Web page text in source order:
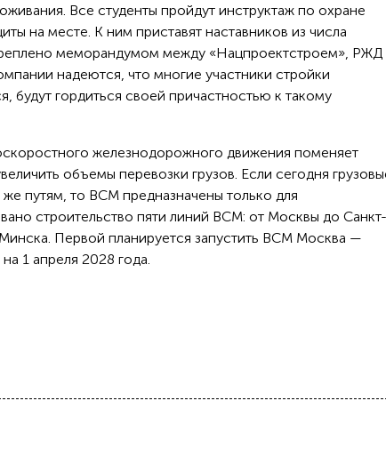
Все студенты пройдут инструктаж по охране
на месте. К ним приставят наставников из числа
меморандумом между «Нацпроектстроем», РЖД
надеются, что многие участники стройки
будут гордиться своей причастностью к такому
железнодорожного движения поменяет
объемы перевозки грузов. Если сегодня
путям, то ВСМ предназначены только для
строительство пяти линий ВСМ: от Москвы до Санкт-
Первой планируется запустить ВСМ Москва —
1 апреля 2028 года.